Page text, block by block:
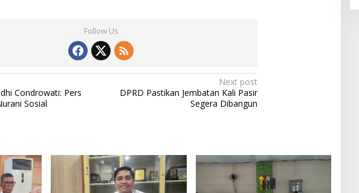
Follow Us
Condrowati: Pers
Sosial
Next post
DPRD Pastikan Jembatan Kali Pasir
Segera Dibangun